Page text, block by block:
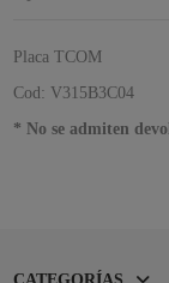
Placa TCOM
Cod: V315B3C04
* No se admiten